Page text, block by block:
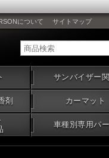
サンバイザー
剤 カーマット
車種別専用パ
について サイトマップ